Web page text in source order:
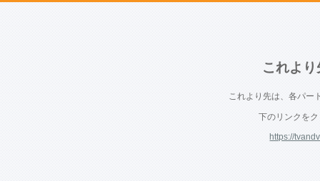
これよ
これより先は、各パー
下のリンクを
https://